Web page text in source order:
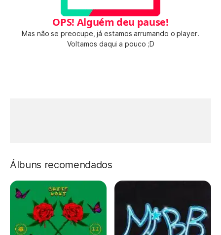
OPS! Alguém deu pause!
Mas não se preocupe, já estamos arrumando o player.
Voltamos daqui a pouco ;D
Álbuns recomendados